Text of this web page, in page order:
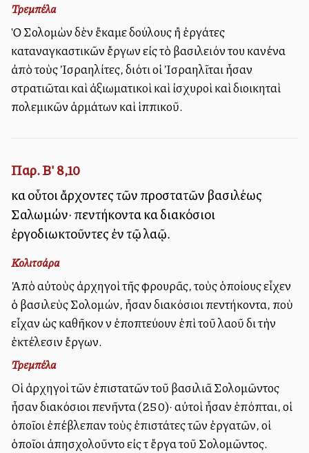
Τρεμπέλα
Ὁ Σολομὼν δὲν ἔκαμε δούλους ἢ ἐργάτες
καταναγκαστικῶν ἔργων εἰς τὸ βασιλειόν του κανένα
ἀπὸ τοὺς Ἰσραηλίτες, διότι οἱ Ἰσραηλῖται ἦσαν
στρατιῶται καὶ ἀξιωματικοὶ καὶ ἰσχυροὶ καὶ διοικηταὶ
πολεμικῶν ἁρμάτων καὶ ἱππικοῦ.
Παρ. Β' 8,10
καὶ οὗτοι ἄρχοντες τῶν προστατῶν βασιλέως
Σαλωμών· πεντήκοντα καὶ διακόσιοι
ἐργοδιωκτοῦντες ἐν τῷ λαῷ.
Κολιτσάρα
Ἀπὸ αὐτοὺς ἀρχηγοὶ τῆς φρουρᾶς, τοὺς ὁποίους εἶχεν
ὁ βασιλεὺς Σολομών, ἦσαν διακόσιοι πεντήκοντα, ποὺ
εἶχαν ὡς καθῆκον νὰ ἐποπτεύουν ἐπὶ τοῦ λαοῦ διὰ τὴν
ἐκτέλεσιν ἔργων.
Τρεμπέλα
Οἱ ἀρχηγοὶ τῶν ἐπιστατῶν τοῦ βασιλιᾶ Σολομῶντος
ἦσαν διακόσιοι πενῆντα (250)· αὐτοὶ ἦσαν ἐπόπται, οἱ
ὁποῖοι ἐπέβλεπαν τοὺς ἐπιστάτες τῶν ἐργατῶν, οἱ
ὁποῖοι ἀπησχολοῦντο εἰς τὰ ἔργα τοῦ Σολομῶντος.